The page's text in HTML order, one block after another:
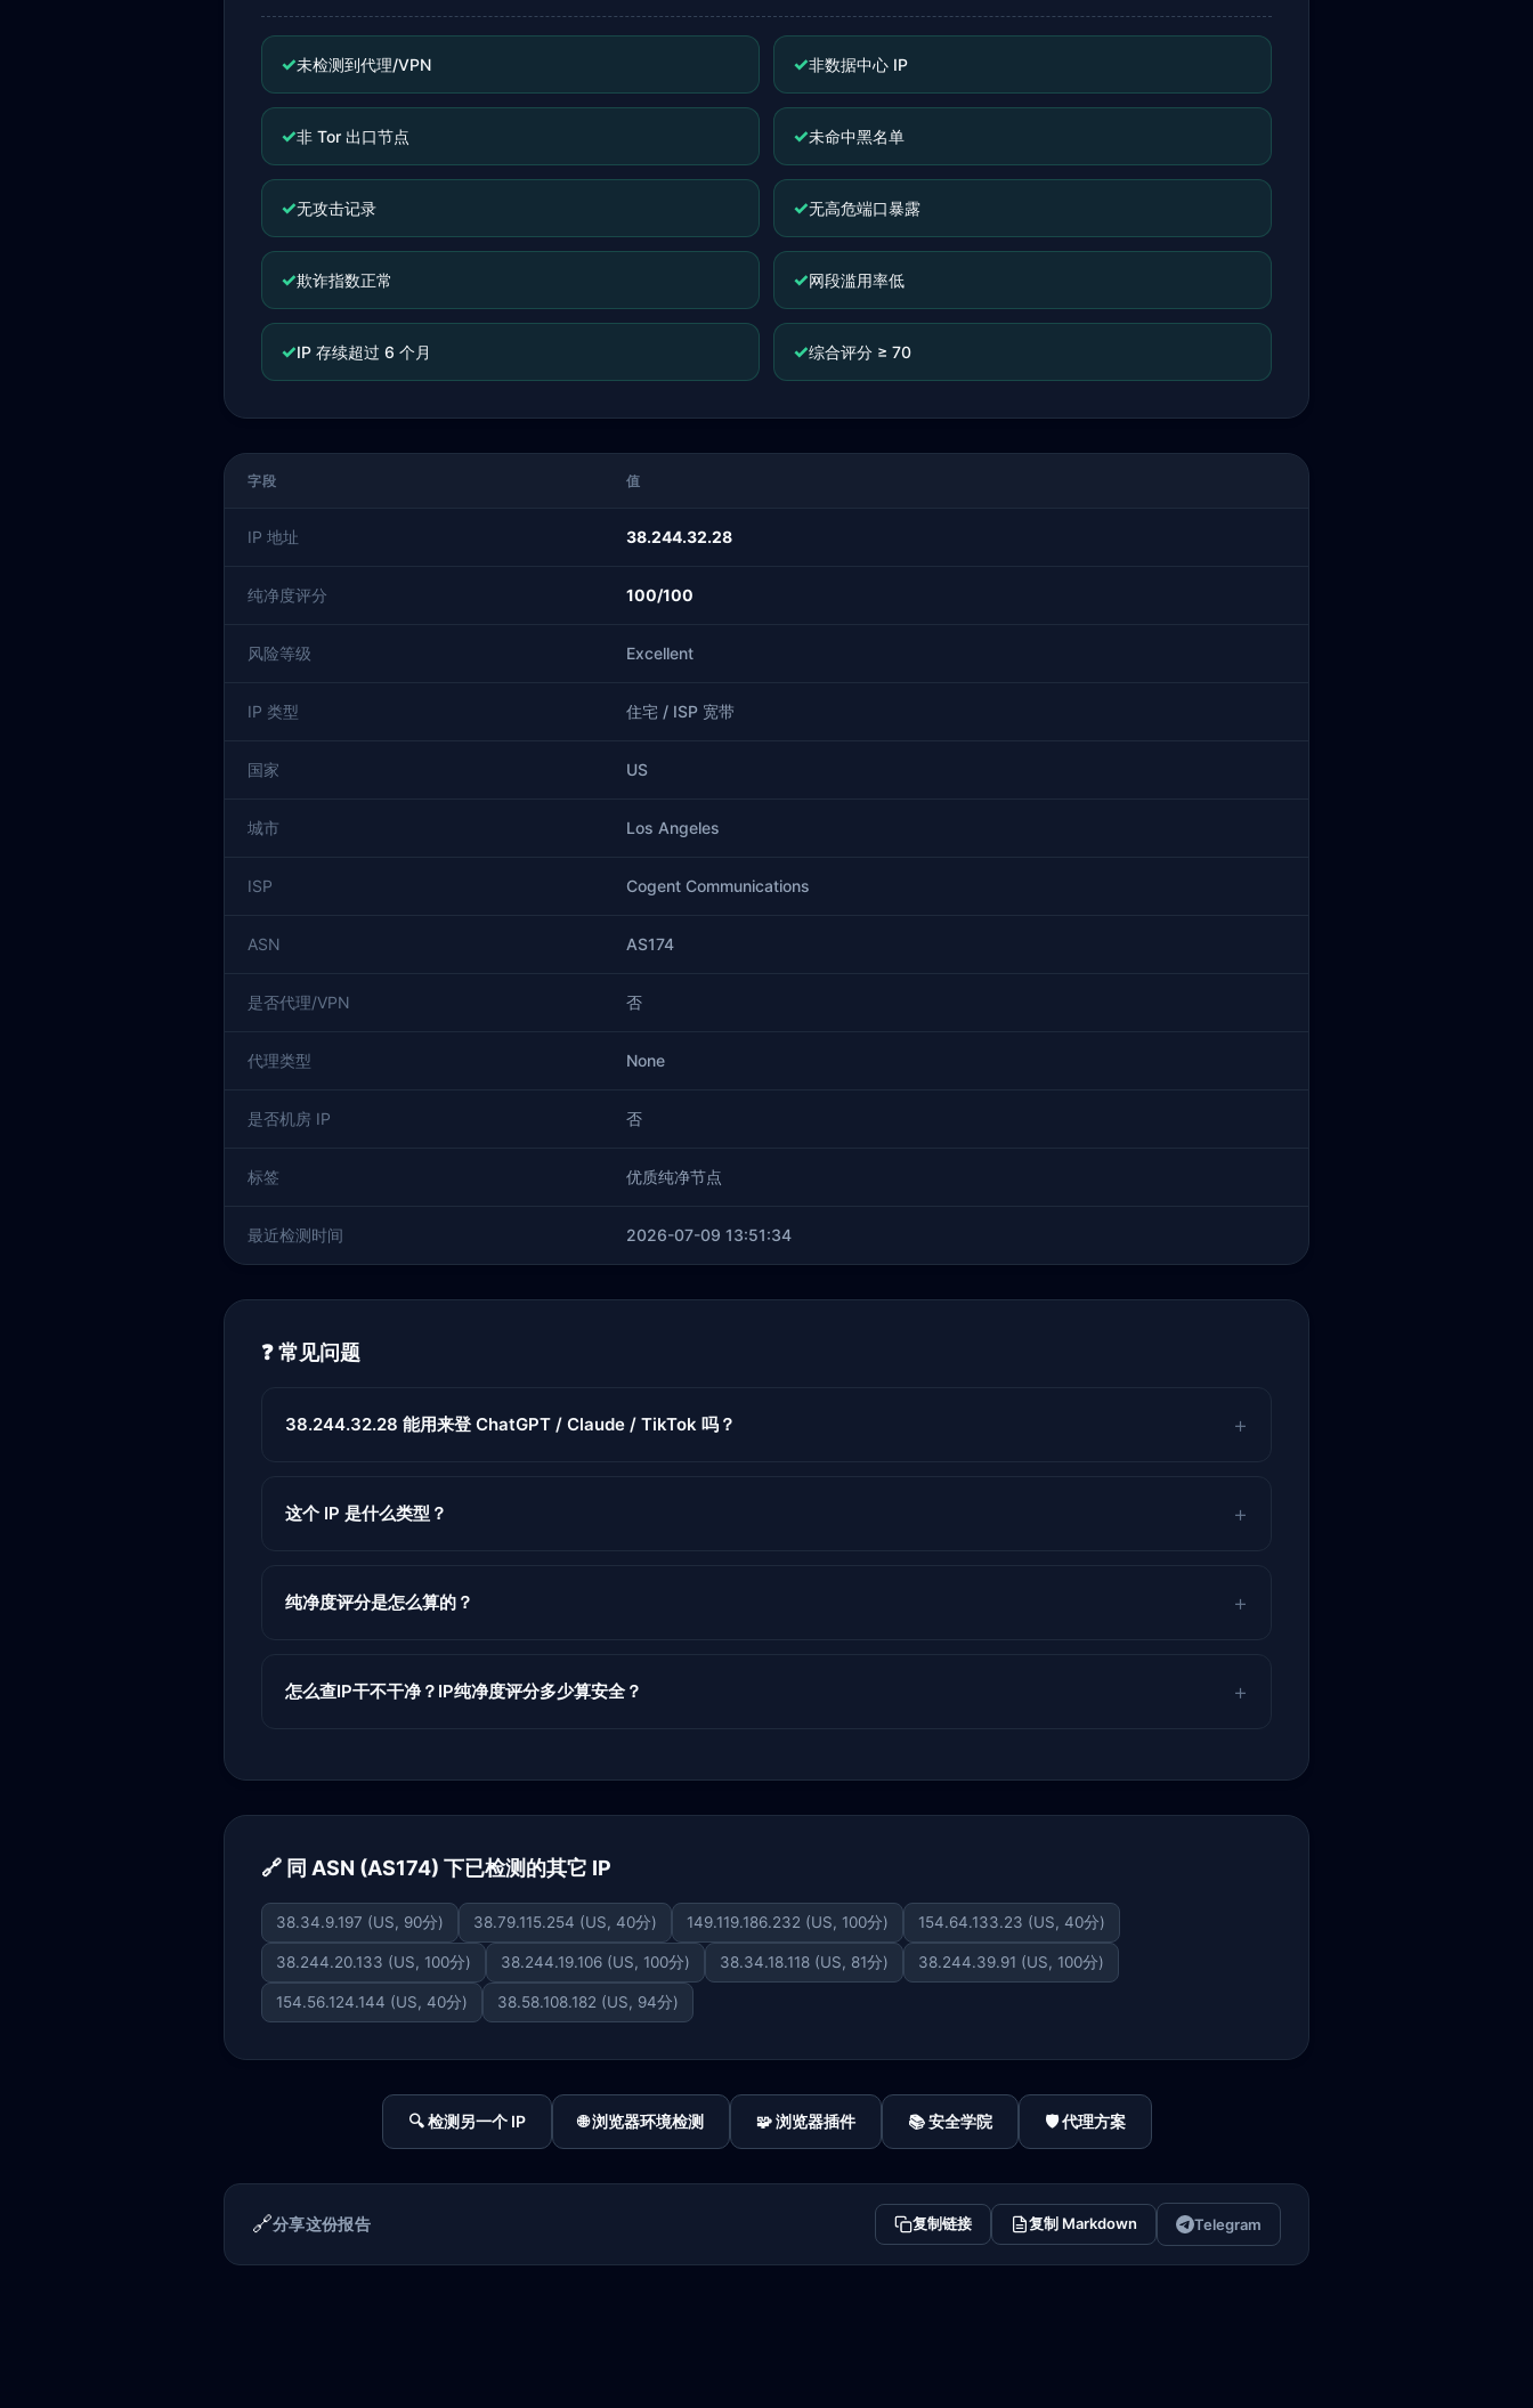
✓未检测到代理/VPN ✓非数据中心 IP
✓非 Tor 出口节点 ✓未命中黑名单
✓无攻击记录 ✓无高危端口暴露
✓欺诈指数正常 ✓网段滥用率低
✓IP 存续超过 6 个月 ✓综合评分 ≥ 70
字段 值
IP 地址 38.244.32.28
纯净度评分 100/100
风险等级 Excellent
IP 类型 住宅 / ISP 宽带
国家 US
城市 Los Angeles
ISP Cogent Communications
ASN AS174
是否代理/VPN 否
代理类型 None
是否机房 IP 否
标签 优质纯净节点
最近检测时间 2026-07-09 13:51:34
❓ 常见问题
38.244.32.28 能用来登 ChatGPT / Claude / TikTok 吗？
这个 IP 是什么类型？
纯净度评分是怎么算的？
怎么查IP干不干净？IP纯净度评分多少算安全？
🔗 同 ASN (AS174) 下已检测的其它 IP
38.34.9.197 (US, 90分) 38.79.115.254 (US, 40分) 149.119.186.232 (US, 100分) 154.64.133.23 (US, 40分)
38.244.20.133 (US, 100分) 38.244.19.106 (US, 100分) 38.34.18.118 (US, 81分) 38.244.39.91 (US, 100分)
154.56.124.144 (US, 40分) 38.58.108.182 (US, 94分)
🔍 检测另一个 IP 🌐 浏览器环境检测 🧩 浏览器插件 📚 安全学院 🛡️ 代理方案
🔗分享这份报告 复制链接 复制 Markdown Telegram